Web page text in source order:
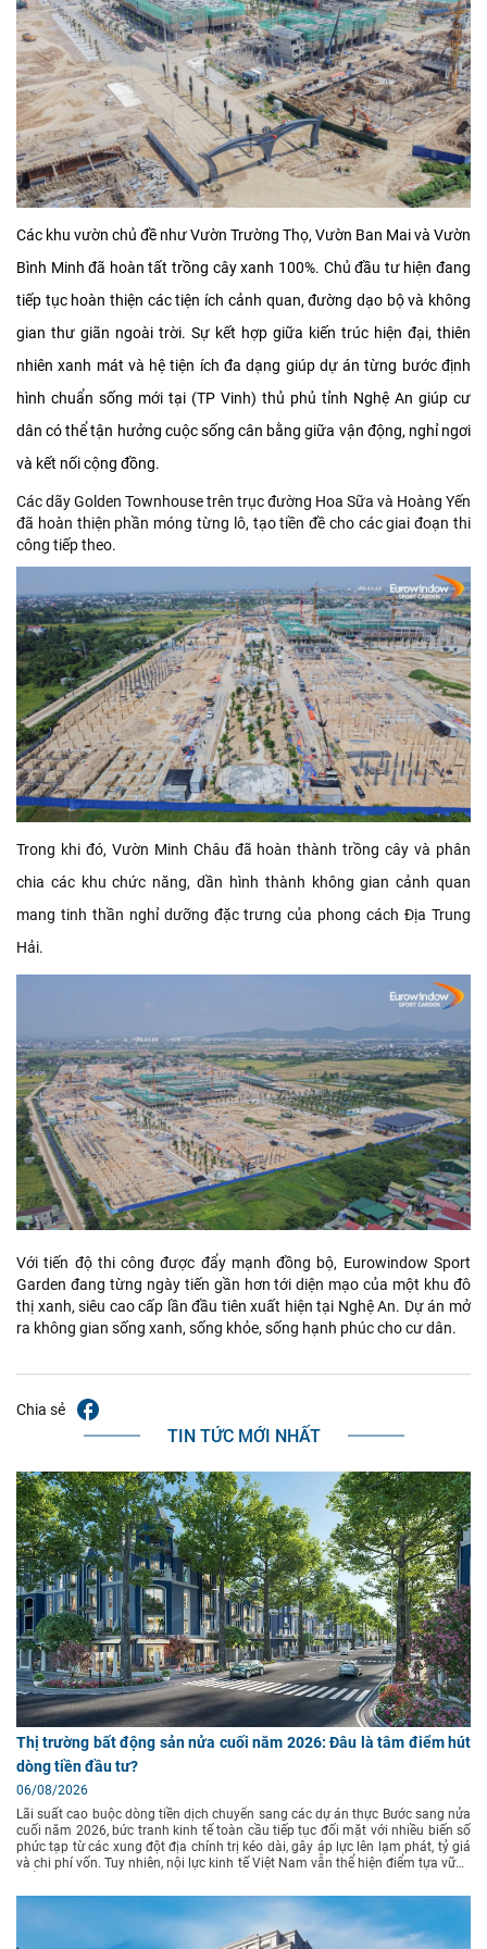
Các khu vườn chủ đề như Vườn Trường Thọ, Vườn Ban Mai và Vườn
Bình Minh đã hoàn tất trồng cây xanh 100%. Chủ đầu tư hiện đang
tiếp tục hoàn thiện các tiện ích cảnh quan, đường dạo bộ và không
gian thư giãn ngoài trời. Sự kết hợp giữa kiến trúc hiện đại, thiên
nhiên xanh mát và hệ tiện ích đa dạng giúp dự án từng bước định
hình chuẩn sống mới tại (TP Vinh) thủ phủ tỉnh Nghệ An giúp cư
dân có thể tận hưởng cuộc sống cân bằng giữa vận động, nghỉ ngơi
và kết nối cộng đồng.
Các dãy Golden Townhouse trên trục đường Hoa Sữa và Hoàng Yến
đã hoàn thiện phần móng từng lô, tạo tiền đề cho các giai đoạn thi
công tiếp theo.
Trong khi đó, Vườn Minh Châu đã hoàn thành trồng cây và phân
chia các khu chức năng, dần hình thành không gian cảnh quan
mang tinh thần nghỉ dưỡng đặc trưng của phong cách Địa Trung
Hải.
Với tiến độ thi công được đẩy mạnh đồng bộ, Eurowindow Sport
Garden đang từng ngày tiến gần hơn tới diện mạo của một khu đô
thị xanh, siêu cao cấp lần đầu tiên xuất hiện tại Nghệ An. Dự án mở
ra không gian sống xanh, sống khỏe, sống hạnh phúc cho cư dân.
Chia sẻ
TIN TỨC MỚI NHẤT
Thị trường bất động sản nửa cuối năm 2026: Đâu là tâm điểm hút
dòng tiền đầu tư?
06/08/2026
Lãi suất cao buộc dòng tiền dịch chuyển sang các dự án thực Bước sang nửa
cuối năm 2026, bức tranh kinh tế toàn cầu tiếp tục đối mặt với nhiều biến số
phức tạp từ các xung đột địa chính trị kéo dài, gây áp lực lên lạm phát, tỷ giá
và chi phí vốn. Tuy nhiên, nội lực kinh tế Việt Nam vẫn thể hiện điểm tựa vững
ổn định và hành lang pháp lý bất động sản ngày càng hoàn thiện. Theo báo
cáo nghiên cứu thị trường từ Viện Nghiên cứu Kinh tế - tài chính - bất động
sản Dat Xanh Services (DXS-FERI), mặt bằng lãi suất vay mua bất động sản
dự kiến tiếp tục duy trì ở mức 12–14%/năm trong 6 tháng cuối năm 2026.